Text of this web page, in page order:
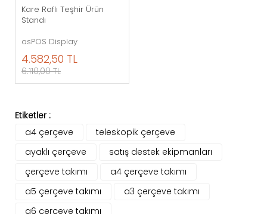
Kare Raflı Teşhir Ürün
Standı
asPOS Display
4.582,50 TL
6.110,00 TL
Etiketler :
a4 çerçeve
teleskopik çerçeve
ayaklı çerçeve
satış destek ekipmanları
çerçeve takımı
a4 çerçeve takımı
a5 çerçeve takımı
a3 çerçeve takımı
a6 çerçeve takımı